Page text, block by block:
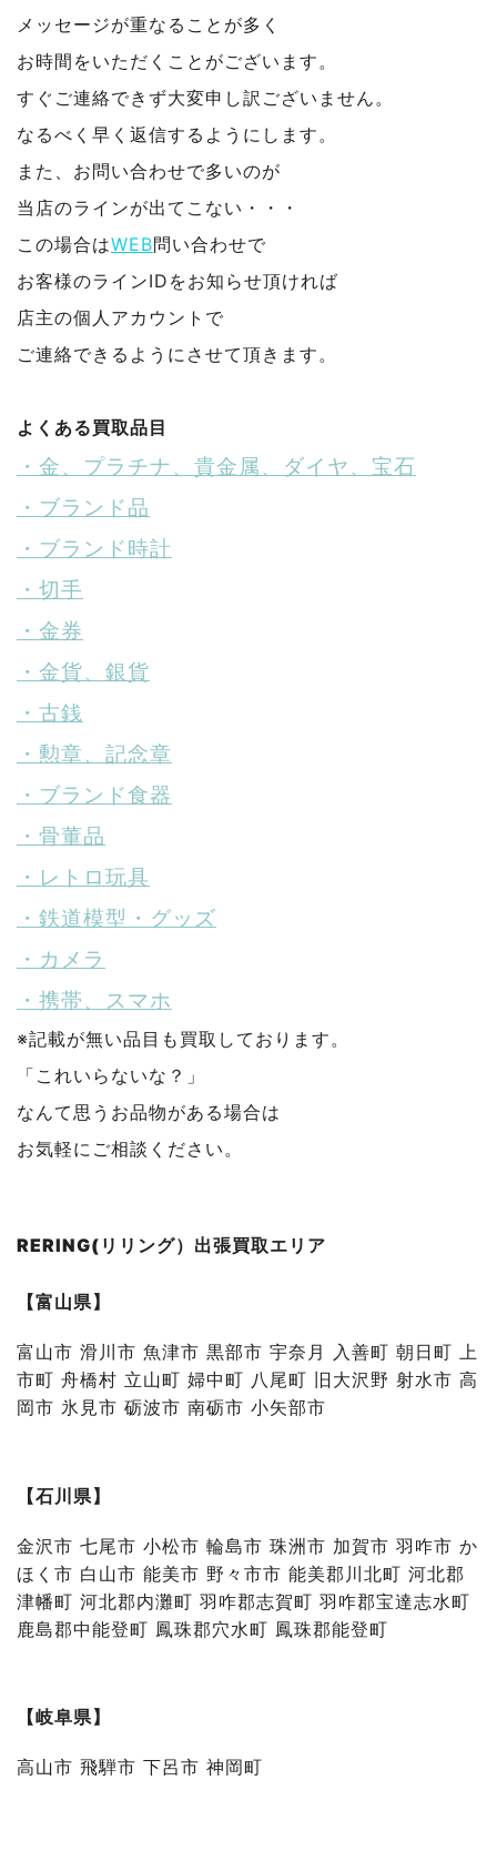
メッセージが重なることが多く
お時間をいただくことがございます。
すぐご連絡できず大変申し訳ございません。
なるべく早く返信するようにします。
また、お問い合わせで多いのが
当店のラインが出てこない・・・
この場合はWEB問い合わせで
お客様のラインIDをお知らせ頂ければ
店主の個人アカウントで
ご連絡できるようにさせて頂きます。
よくある買取品目
・金、プラチナ、貴金属、ダイヤ、宝石
・ブランド品
・ブランド時計
・切手
・金券
・金貨、銀貨
・古銭
・勲章、記念章
・ブランド食器
・骨董品
・レトロ玩具
・鉄道模型・グッズ
・カメラ
・携帯、スマホ
※記載が無い品目も買取しております。
「これいらないな？」
なんて思うお品物がある場合は
お気軽にご相談ください。
RERING(リリング）出張買取エリア
【富山県】
富山市 滑川市 魚津市 黒部市 宇奈月 入善町 朝日町 上
市町 舟橋村 立山町 婦中町 八尾町 旧大沢野 射水市 高
岡市 氷見市 砺波市 南砺市 小矢部市
【石川県】
金沢市 七尾市 小松市 輪島市 珠洲市 加賀市 羽咋市 か
ほく市 白山市 能美市 野々市市 能美郡川北町 河北郡
津幡町 河北郡内灘町 羽咋郡志賀町 羽咋郡宝達志水町
鹿島郡中能登町 鳳珠郡穴水町 鳳珠郡能登町
【岐阜県】
高山市 飛騨市 下呂市 神岡町